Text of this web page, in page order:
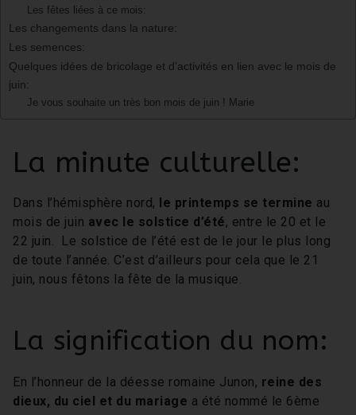
Les fêtes liées à ce mois:
Les changements dans la nature:
Les semences:
Quelques idées de bricolage et d’activités en lien avec le mois de
juin:
Je vous souhaite un très bon mois de juin ! Marie
La minute culturelle:
Dans l’hémisphère nord, le printemps se termine au
mois de juin avec le solstice d’été, entre le 20 et le
22 juin. Le solstice de l’été est de le jour le plus long
de toute l’année. C’est d’ailleurs pour cela que le 21
juin, nous fêtons la fête de la musique.
La signification du nom:
En l’honneur de la déesse romaine Junon, reine des
dieux, du ciel et du mariage a été nommé le 6ème